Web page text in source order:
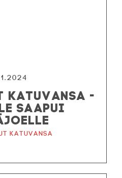
KATUVANSA -
SAAPUI
katuvansa